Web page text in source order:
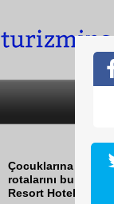
Çocuklarına karne
rotalarını bu yıl
Resort Hotel'e